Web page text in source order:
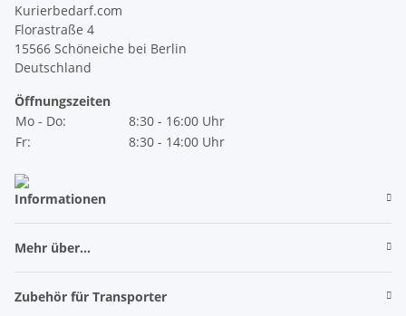
Kurierbedarf.com
Florastraße 4
15566 Schöneiche bei Berlin
Deutschland
Öffnungszeiten
Mo - Do:
8:30 - 16:00 Uhr
Fr:
8:30 - 14:00 Uhr
Informationen
Mehr über...
Zubehör für Transporter